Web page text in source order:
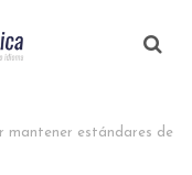
mantener estándares de